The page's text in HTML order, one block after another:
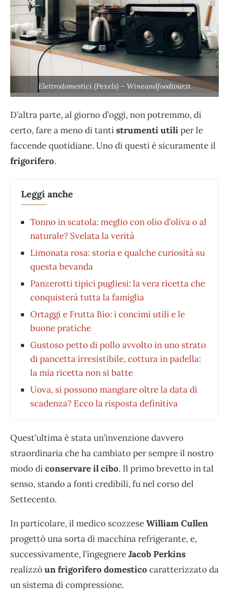
Elettrodomestici (Pexels) – Wineandfoodtour.it
D’altra parte, al giorno d’oggi, non potremmo, di
certo, fare a meno di tantistrumenti utiliper le
faccende quotidiane. Uno di questi è sicuramente il
frigorifero.
Leggi anche
Tonno in scatola: meglio con olio d’oliva o al
naturale? Svelata la verità
Limonata rosa: storia e qualche curiosità su
questa bevanda
Panzerotti tipici pugliesi: la vera ricetta che
conquisterà tutta la famiglia
Ortaggi e Frutta Bio: i concimi utili e le
buone pratiche
Gustoso petto di pollo avvolto in uno strato
di pancetta irresistibile, cottura in padella:
la mia ricetta non si batte
Uova, si possono mangiare oltre la data di
scadenza? Ecco la risposta definitiva
Quest’ultima è stata un’invenzione davvero
straordinaria che ha cambiato per sempre il nostro
modo diconservare il cibo. Il primo brevetto in tal
senso, stando a fonti credibili, fu nel corso del
Settecento.
In particolare, il medico scozzeseWilliam Cullen
progettò una sorta di macchina refrigerante, e,
successivamente, l’ingegnereJacob Perkins
realizzòun frigorifero domestico caratterizzato da
un sistema di compressione.